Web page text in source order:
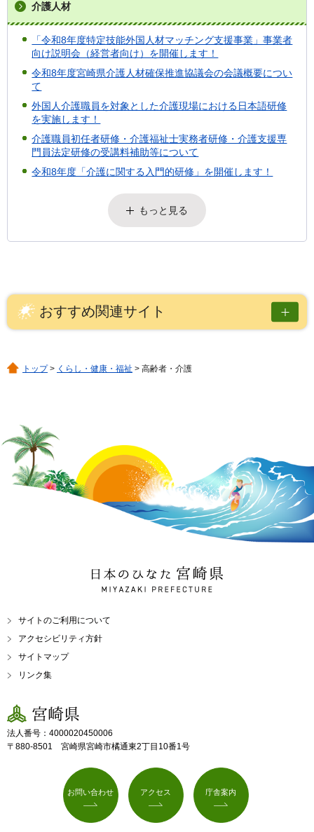
介護人材
「令和8年度特定技能外国人材マッチング支援事業」事業者
向け説明会（経営者向け）を開催します！
令和8年度宮崎県介護人材確保推進協議会の会議概要につい
て
外国人介護職員を対象とした介護現場における日本語研修
を実施します！
介護職員初任者研修・介護福祉士実務者研修・介護支援専
門員法定研修の受講料補助等について
令和8年度「介護に関する入門的研修」を開催します！
もっと見る
おすすめ関連サイト
トップ> くらし・健康・福祉 > 高齢者・介護
日本のひなた 宮崎県
MIYAZAKI PREFECTURE
サイトのご利用について
アクセシビリティ方針
サイトマップ
リンク集
宮崎県
法人番号：4000020450006
〒880-8501 宮崎県宮崎市橘通東2丁目10番1号
お問い合わせ アクセス 庁舎案内